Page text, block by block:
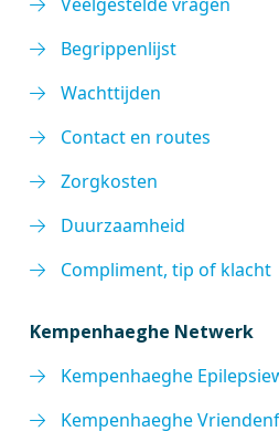
Begrippenlijst
Wachttijden
Contact en routes
Zorgkosten
Duurzaamheid
Compliment, tip of klacht
Kempenhaeghe Netwerk
Kempenhaeghe
Kempenhaeghe